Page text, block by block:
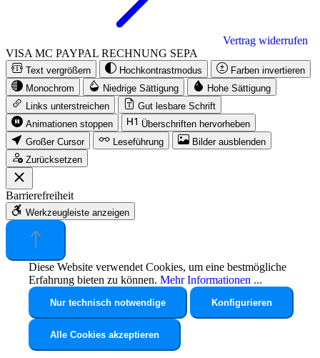
Vertrag widerrufen
VISA MC PAYPAL RECHNUNG SEPA
Text vergrößern Hochkontrastmodus
Farben invertieren
Monochrom
Niedrige Sättigung
Hohe Sättigung
Links unterstreichen
Gut lesbare Schrift
Animationen stoppen
Überschriften hervorheben
Großer Cursor
Leseführung
Bilder ausblenden
Zurücksetzen
Barrierefreiheit
Werkzeugleiste anzeigen
Diese Website verwendet Cookies, um eine bestmögliche
Erfahrung bieten zu können. Mehr Informationen ...
Nur technisch notwendige Konfigurieren
Alle Cookies akzeptieren